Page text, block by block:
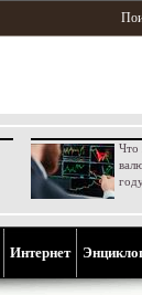
Что
Интернет